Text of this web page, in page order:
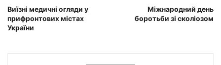
Виїзні медичні огляди у
прифронтових містах
України
Міжнародний день
боротьби зі сколіозом